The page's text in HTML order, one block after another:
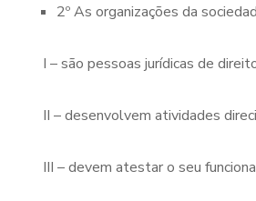
2º As organizações da
I – são pessoas jurídicas de
II – desenvolvem atividades
III – devem atestar o seu